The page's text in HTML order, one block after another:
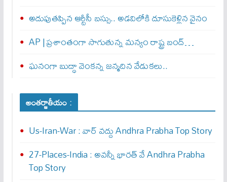
అదుపుతప్పిన ఆర్టీసీ బస్సు.. అడవిలోకి దూసుకెళ్లిన వైనం
AP | ప్రశాంతంగా సాగుతున్న మన్యం రాష్ట్ర బంద్‌…
ఘనంగా బుద్ధా వెంకన్న జన్మదిన వేడుకలు..
అంతర్జాతీయం :
Us-Iran-War : వార్ వ‌ద్దు Andhra Prabha Top Story
27-Places-India : అవ‌న్నీ భార‌త్ వే Andhra Prabha
Top Story